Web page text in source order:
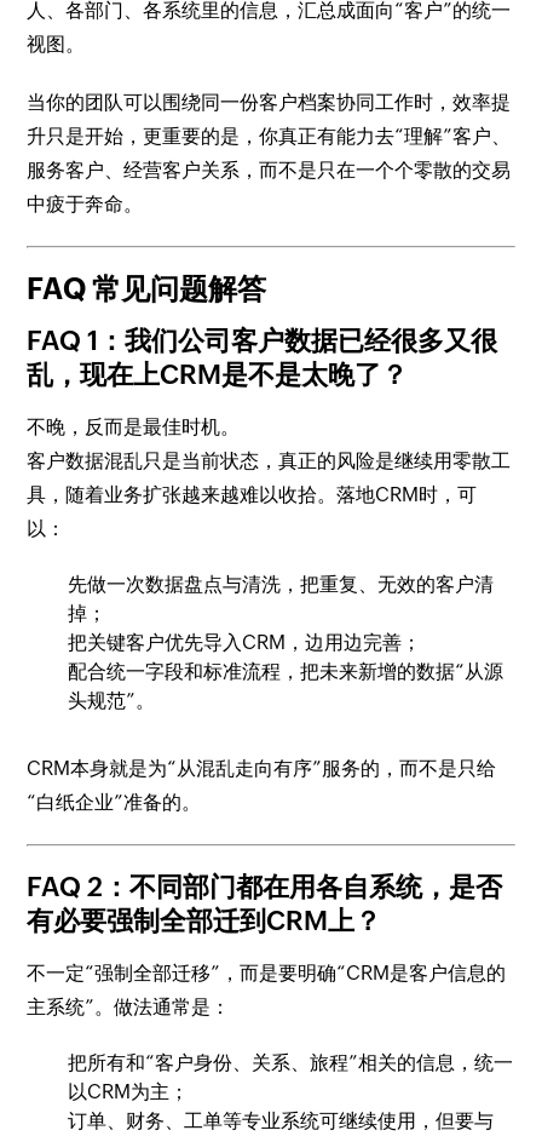
人、各部门、各系统里的信息，汇总成面向“客户”的统一
视图。
当你的团队可以围绕同一份客户档案协同工作时，效率提
升只是开始，更重要的是，你真正有能力去“理解”客户、
服务客户、经营客户关系，而不是只在一个个零散的交易
中疲于奔命。
FAQ 常见问题解答
FAQ 1：我们公司客户数据已经很多又很
乱，现在上CRM是不是太晚了？
不晚，反而是最佳时机。
客户数据混乱只是当前状态，真正的风险是继续用零散工
具，随着业务扩张越来越难以收拾。落地CRM时，可
以：
先做一次数据盘点与清洗，把重复、无效的客户清
掉；
把关键客户优先导入CRM，边用边完善；
配合统一字段和标准流程，把未来新增的数据“从源
头规范”。
CRM本身就是为“从混乱走向有序”服务的，而不是只给
“白纸企业”准备的。
FAQ 2：不同部门都在用各自系统，是否
有必要强制全部迁到CRM上？
不一定“强制全部迁移”，而是要明确“CRM是客户信息的
主系统”。做法通常是：
把所有和“客户身份、关系、旅程”相关的信息，统一
以CRM为主；
订单、财务、工单等专业系统可继续使用，但要与